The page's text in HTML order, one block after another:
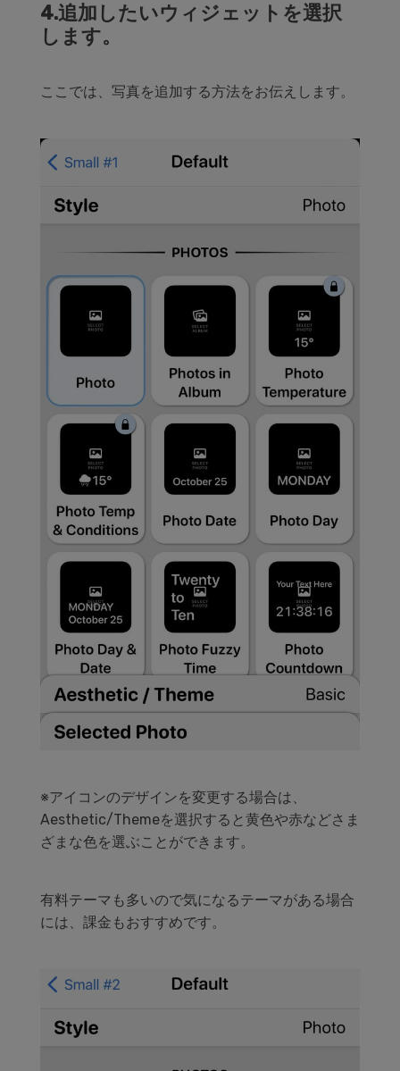
4.追加したいウィジェットを選択
します。
ここでは、写真を追加する方法をお伝えします。
※アイコンのデザインを変更する場合は、
Aesthetic/Themeを選択すると黄色や赤などさま
ざまな色を選ぶことができます。
有料テーマも多いので気になるテーマがある場合
には、課金もおすすめです。